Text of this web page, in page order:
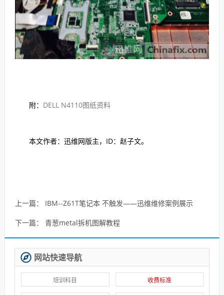
附： DELL N4110图纸资料
本文作者：迅维网版主，ID：赵子文。
上一篇： IBM--Z61T笔记本 不触发——迅维维修案例展示
下一篇： 青葱metal拆机图解教程
网站快速导航
培训科目 收费标准